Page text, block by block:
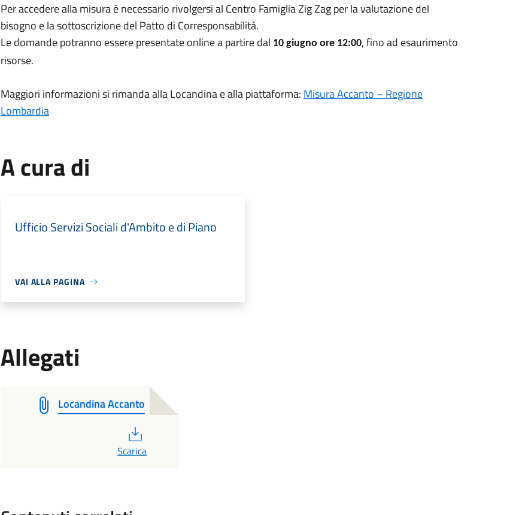
Per accedere alla misura è necessario rivolgersi al Centro Famiglia Zig Zag per la valutazione del
bisogno e la sottoscrizione del Patto di Corresponsabilità.
Le domande potranno essere presentate online a partire dal 10 giugno ore 12:00, fino ad esaurimento
risorse.
Maggiori informazioni si rimanda alla Locandina e alla piattaforma: Misura Accanto – Regione
Lombardia
A cura di
Ufficio Servizi Sociali d'Ambito e di Piano
VAI ALLA PAGINA
Allegati
Locandina Accanto
Scarica